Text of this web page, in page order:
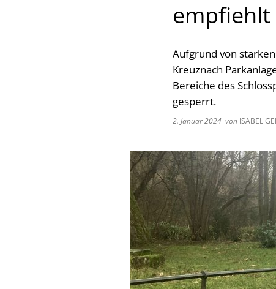
empfiehlt
Aufgrund von
Kreuznach
Bereiche des
gesperrt.
2. Januar 2024 von ISABEL